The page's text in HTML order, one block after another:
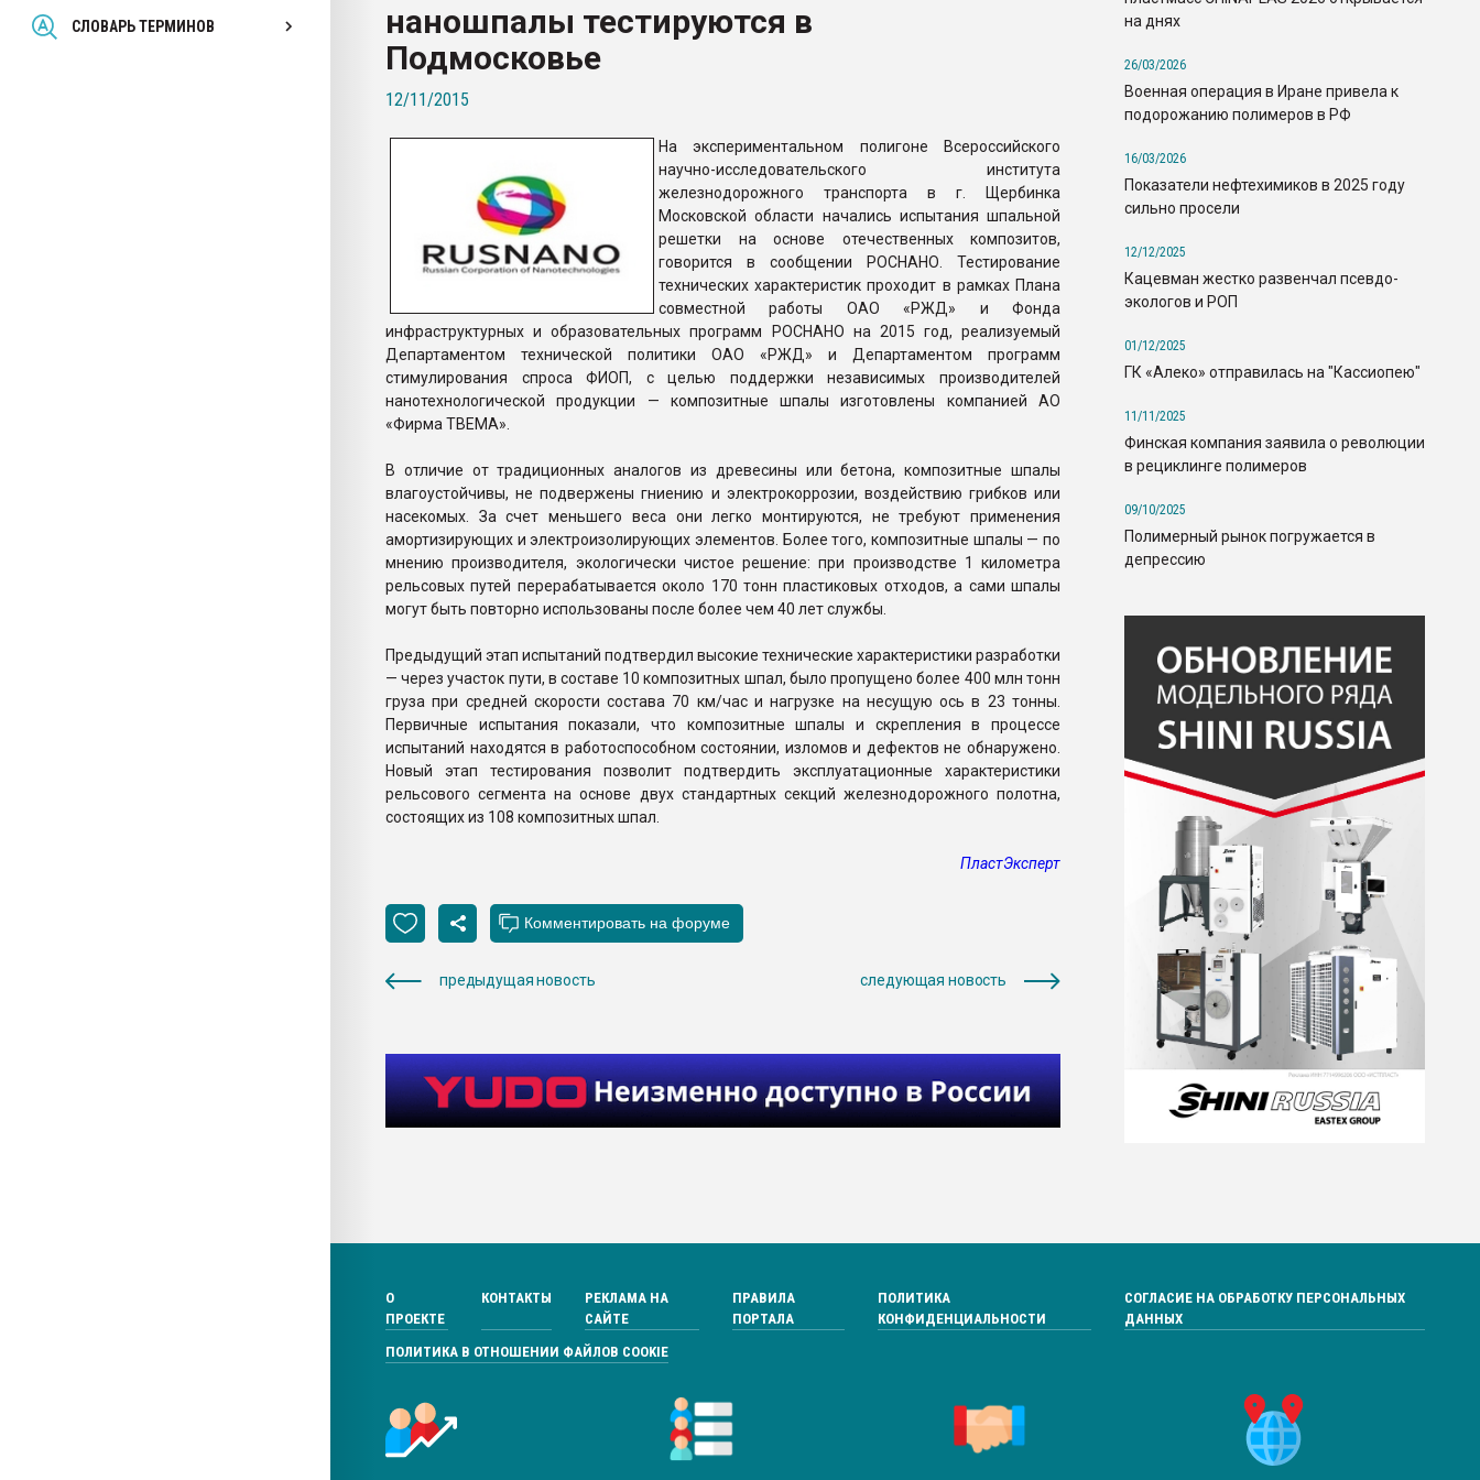
СЛОВАРЬ ТЕРМИНОВ
Всё, что касается выдува ПЭТ
бутылок
ПЕРЕЙТИ НА ФОРУМ
наношпалы тестируются в
Подмосковье
12/11/2015
На экспериментальном полигоне Всероссийского
научно-исследовательского института
железнодорожного транспорта в г. Щербинка
Московской области начались испытания шпальной
решетки на основе отечественных композитов,
говорится в сообщении РОСНАНО. Тестирование
технических характеристик проходит в рамках Плана
совместной работы ОАО «РЖД» и Фонда
инфраструктурных и образовательных программ РОСНАНО на 2015 год, реализуемый
Департаментом технической политики ОАО «РЖД» и Департаментом программ
стимулирования спроса ФИОП, с целью поддержки независимых производителей
нанотехнологической продукции — композитные шпалы изготовлены компанией АО
«Фирма ТВЕМА».
В отличие от традиционных аналогов из древесины или бетона, композитные шпалы
влагоустойчивы, не подвержены гниению и электрокоррозии, воздействию грибков или
насекомых. За счет меньшего веса они легко монтируются, не требуют применения
амортизирующих и электроизолирующих элементов. Более того, композитные шпалы — по
мнению производителя, экологически чистое решение: при производстве 1 километра
рельсовых путей перерабатывается около 170 тонн пластиковых отходов, а сами шпалы
могут быть повторно использованы после более чем 40 лет службы.
Предыдущий этап испытаний подтвердил высокие технические характеристики разработки
— через участок пути, в составе 10 композитных шпал, было пропущено более 400 млн тонн
груза при средней скорости состава 70 км/час и нагрузке на несущую ось в 23 тонны.
Первичные испытания показали, что композитные шпалы и скрепления в процессе
испытаний находятся в работоспособном состоянии, изломов и дефектов не обнаружено.
Новый этап тестирования позволит подтвердить эксплуатационные характеристики
рельсового сегмента на основе двух стандартных секций железнодорожного полотна,
состоящих из 108 композитных шпал.
ПластЭксперт
предыдущая новость следующая новость
на днях
26/03/2026
Военная операция в Иране привела к
подорожанию полимеров в РФ
16/03/2026
Показатели нефтехимиков в 2025 году
сильно просели
12/12/2025
Кацевман жестко развенчал псевдо-
экологов и РОП
01/12/2025
ГК «Алеко» отправилась на "Кассиопею"
11/11/2025
Финская компания заявила о революции
в рециклинге полимеров
09/10/2025
Полимерный рынок погружается в
депрессию
О
ПРОЕКТЕ
КОНТАКТЫ
РЕКЛАМА НА
САЙТЕ
ПРАВИЛА
ПОРТАЛА
ПОЛИТИКА
КОНФИДЕНЦИАЛЬНОСТИ
СОГЛАСИЕ НА ОБРАБОТКУ ПЕРСОНАЛЬНЫХ
ДАННЫХ
ПОЛИТИКА В ОТНОШЕНИИ ФАЙЛОВ COOKIE